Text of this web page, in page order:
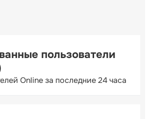
пользователи
Online за последние 24 часа